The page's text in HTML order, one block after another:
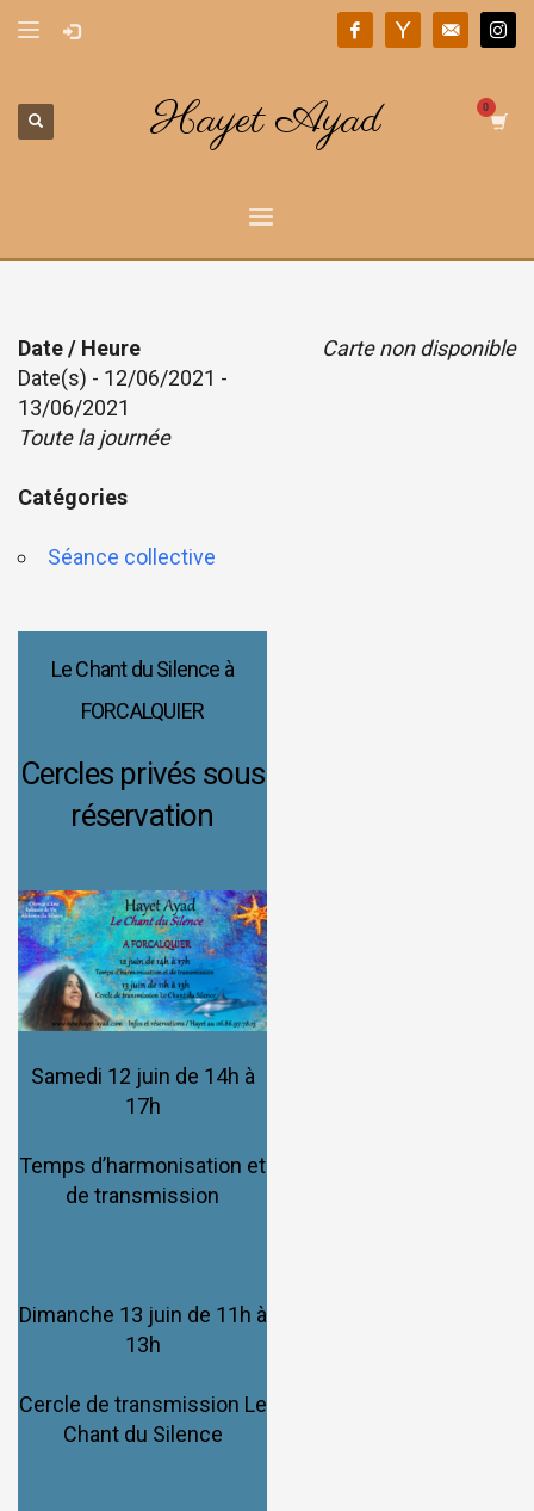
Hayet Ayad
Carte non disponible
Date / Heure
Date(s) - 12/06/2021 -
13/06/2021
Toute la journée
Catégories
Séance collective
Le Chant du Silence à
FORCALQUIER
Cercles privés sous
réservation
Samedi 12 juin de 14h à
17h
Temps d’harmonisation et
de transmission
Dimanche 13 juin de 11h à
13h
Cercle de transmission Le
Chant du Silence